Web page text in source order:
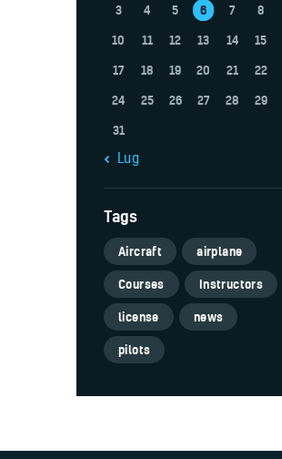
3
4 5 6 7 8
10
11 12 13 14 15
17
18 19 20 21 22
24
25 26 27 28 29
31
« Lug
Tags
Aircraft
airplane
Courses
Instructors
license
news
pilots